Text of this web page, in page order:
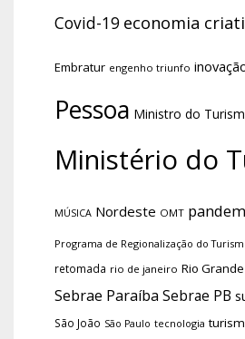
Covid-19 economia
Embratur engenho triunfo
Pessoa Ministro do
Ministério do
MÚSICA Nordeste OMT
Programa de Regionalização do
retomada rio de janeiro Rio
Sebrae Paraíba Sebrae PB
São João São Paulo tecnologia